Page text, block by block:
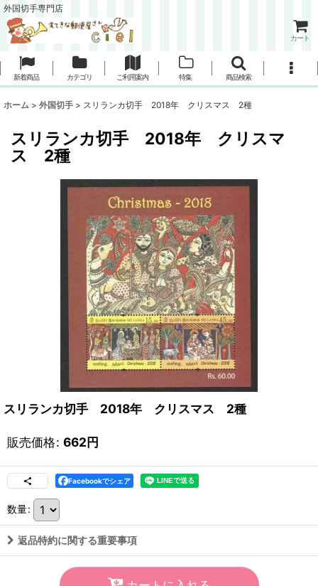
外国切手専門店
カート
新着商品 カテゴリ ご利用案内 特集 商品検索
ホーム > 外国切手 > スリランカ切手 2018年 クリスマス 2種
スリランカ切手 2018年 クリスマ
ス 2種
スリランカ切手 2018年 クリスマス 2種
販売価格: 662円
Facebookでシェア
数量:
返品特約に関する重要事項